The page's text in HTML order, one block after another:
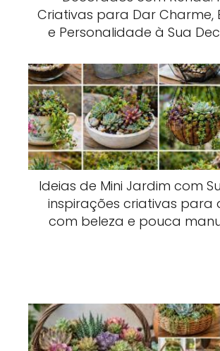
Criativas para Dar Charme,
e Personalidade à Sua
Ideias de Mini Jardim com
inspirações criativas para
com beleza e pouca